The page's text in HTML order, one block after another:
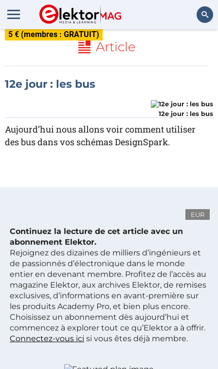
5 € (membres : GRATUIT)
Article
12e jour : les bus
12e jour : les bus
Aujourd’hui nous allons voir comment utiliser
des bus dans vos schémas DesignSpark.
EUR
Continuez la lecture de cet article avec un
abonnement Elektor.
Rejoignez des dizaines de milliers d’ingénieurs et
de passionnés d’électronique dans le monde
entier en devenant membre. Profitez de l’accès au
magazine Elektor, aux archives Elektor, de remises
exclusives, d’informations en avant-première sur
les produits Academy Pro, et bien plus encore.
Choisissez un abonnement dès aujourd’hui et
commencez à explorer tout ce qu’Elektor a à offrir.
Connectez-vous ici si vous êtes déjà membre.